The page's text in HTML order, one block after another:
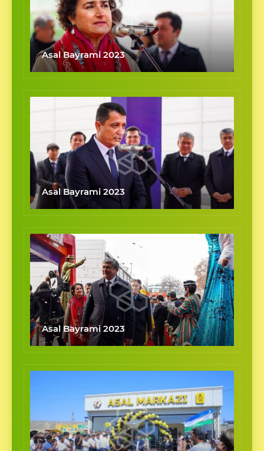
Asal Bayrami 2023
Asal Bayrami 2023
Asal Bayrami 2023